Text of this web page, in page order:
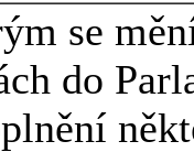
se
do